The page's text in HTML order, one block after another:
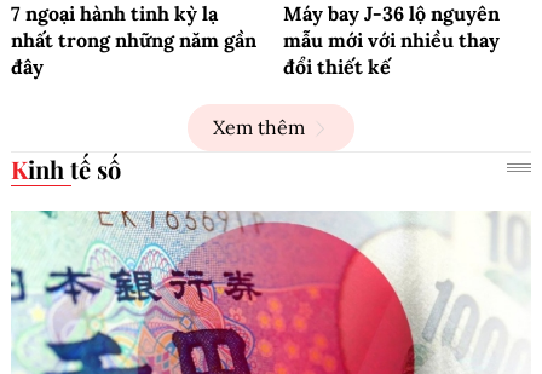
7 ngoại hành tinh kỳ lạ
nhất trong những năm gần
đây
Máy bay J-36 lộ nguyên
mẫu mới với nhiều thay
đổi thiết kế
Xem thêm
Kinh tế số